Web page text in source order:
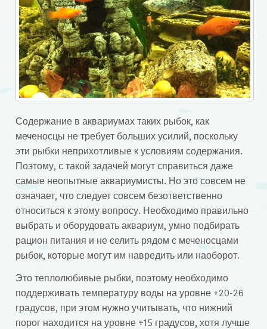
Содержание в аквариумах таких рыбок, как
меченосцы не требует больших усилий, поскольку
эти рыбки неприхотливые к условиям содержания.
Поэтому, с такой задачей могут справиться даже
самые неопытные аквариумисты. Но это совсем не
означает, что следует совсем безответственно
относиться к этому вопросу. Необходимо правильно
выбрать и оборудовать аквариум, умно подбирать
рацион питания и не селить рядом с меченосцами
рыбок, которые могут им навредить или наоборот.
Это теплолюбивые рыбки, поэтому необходимо
поддерживать температуру воды на уровне +20-26
градусов, при этом нужно учитывать, что нижний
порог находится на уровне +15 градусов, хотя лучше